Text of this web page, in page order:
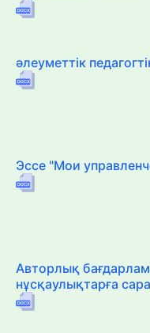
әлеуметтік
Эссе "Мои
Авторлық
нұсқаулықтарға